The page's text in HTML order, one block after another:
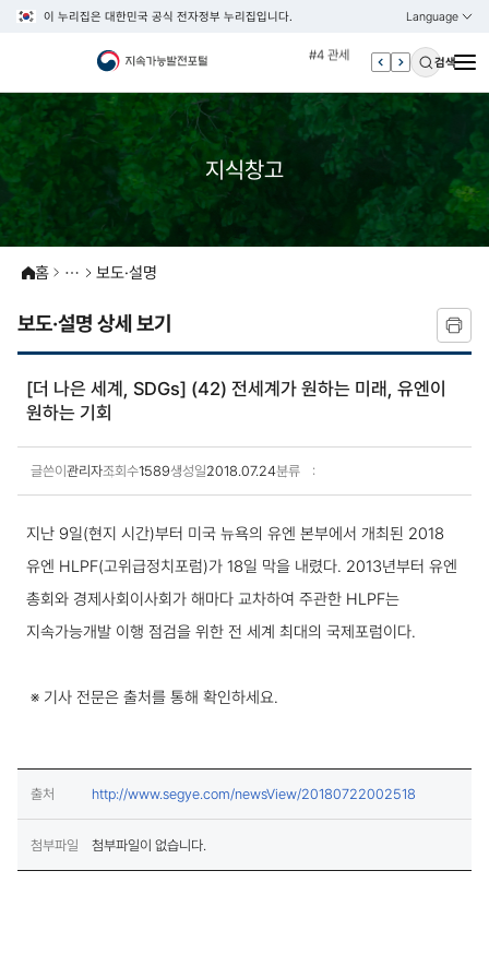
이 누리집은 대한민국 공식 전자정부 누리집입니다. Language
열기
KOREAN
ENGLISH
#6 빈곤
#7 un
#1 경제
검색
지식창고
홈 보도·설명
보도·설명 상세 보기
[더 나은 세계, SDGs] (42) 전세계가 원하는 미래, 유엔이
원하는 기회
글쓴이 관리자조회수1589생성일2018.07.24분류
지난 9일(현지 시간)부터 미국 뉴욕의 유엔 본부에서 개최된 2018
유엔 HLPF(고위급정치포럼)가 18일 막을 내렸다. 2013년부터 유엔
총회와 경제사회이사회가 해마다 교차하여 주관한 HLPF는
지속가능개발 이행 점검을 위한 전 세계 최대의 국제포럼이다.
※ 기사 전문은 출처를 통해 확인하세요.
출처 http://www.segye.com/newsView/20180722002518
첨부파일 첨부파일이 없습니다.